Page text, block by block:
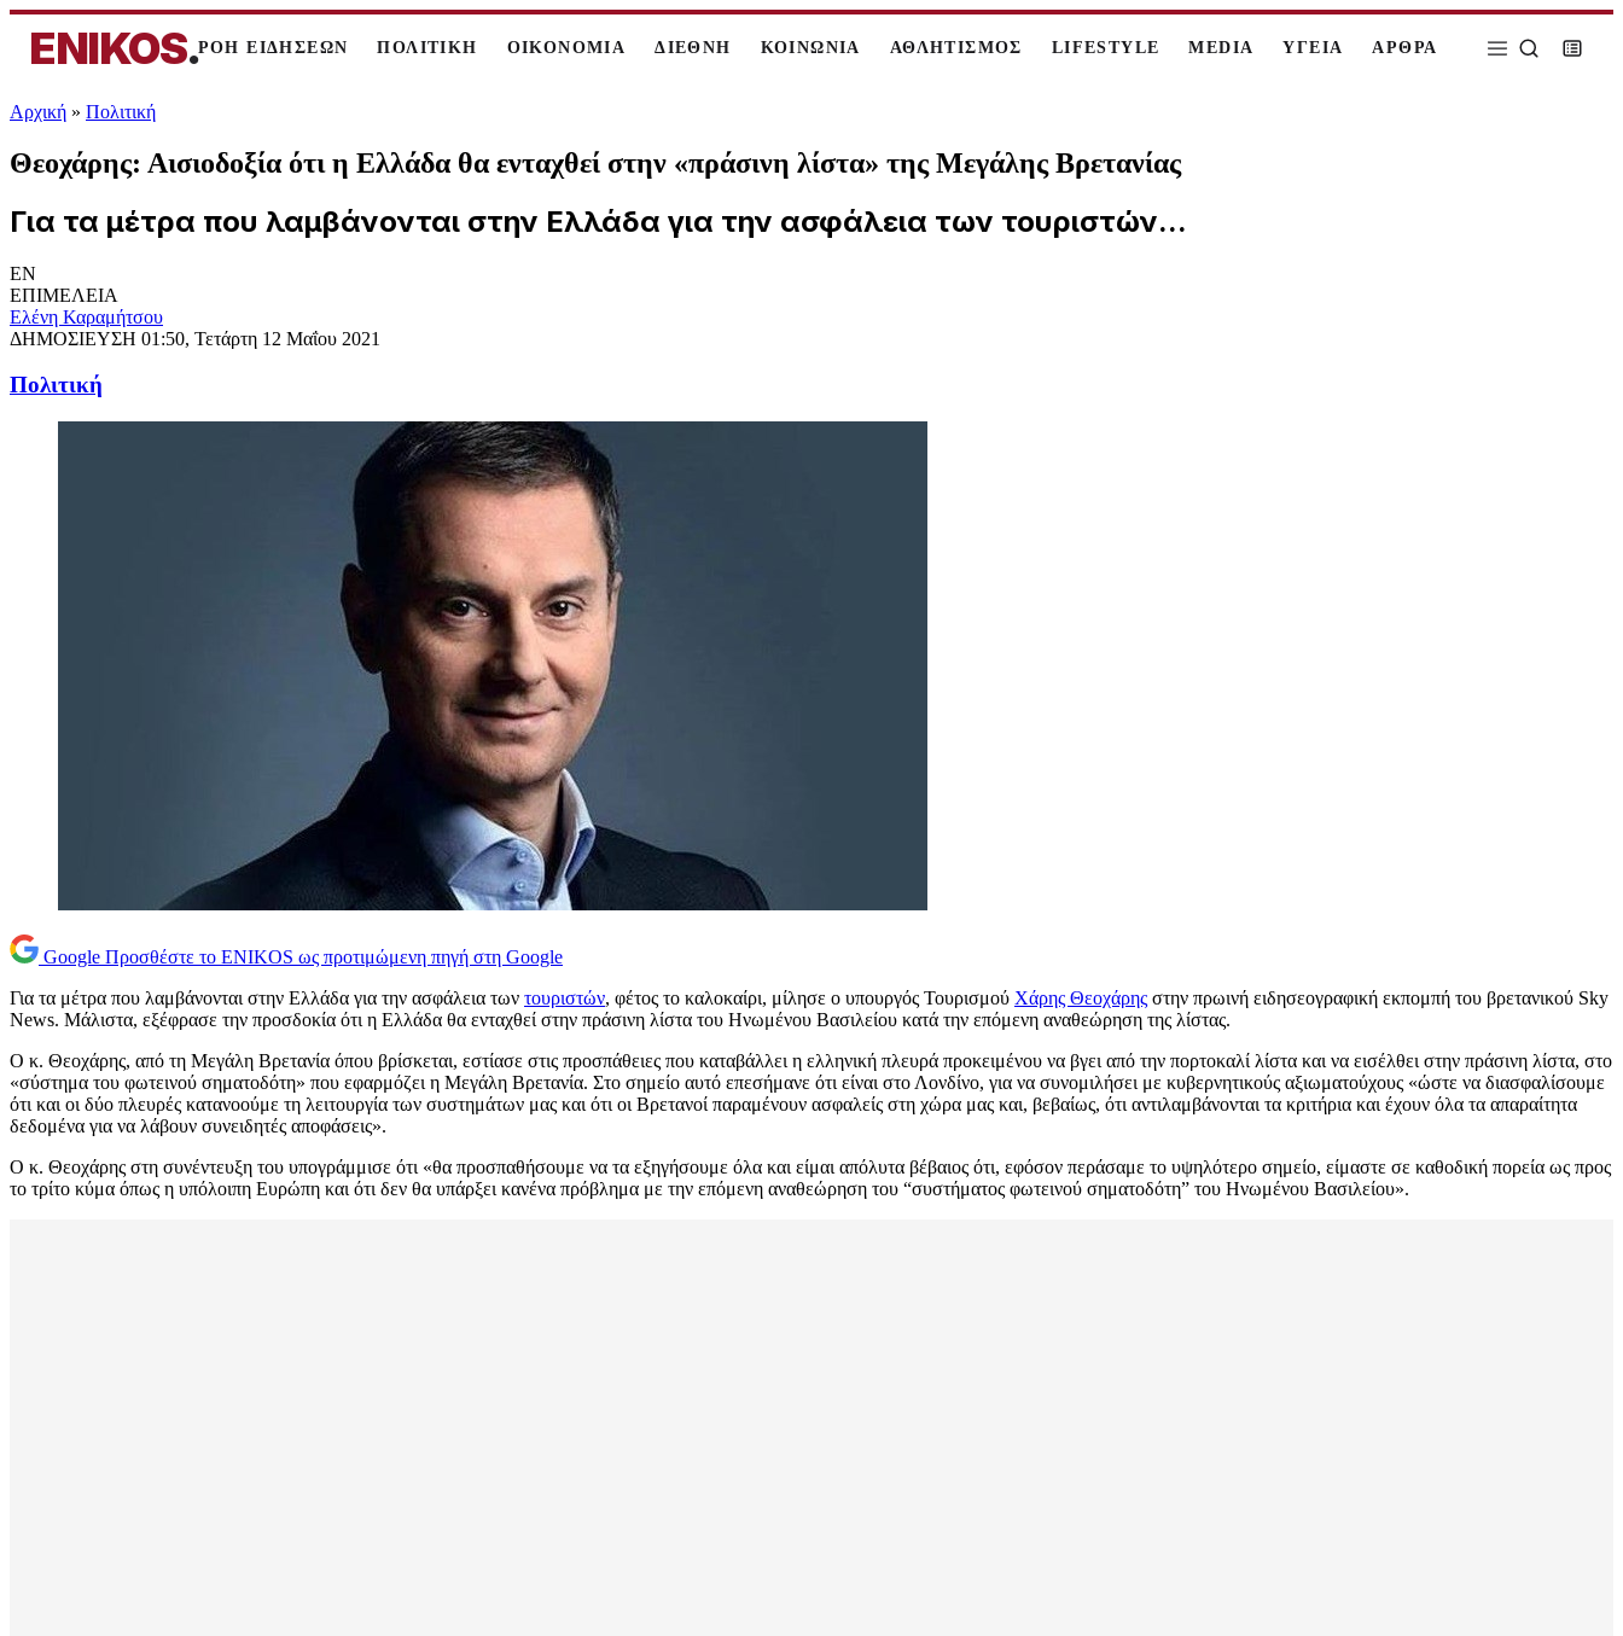
ENIKOS.ΡΟΗ ΕΙΔΗΣΕΩΝ ΠΟΛΙΤΙΚΗ ΟΙΚΟΝΟΜΙΑ ΔΙΕΘΝΗ ΚΟΙΝΩΝΙΑ ΑΘΛΗΤΙΣΜΟΣ LIFESTYLE MEDIA ΥΓΕΙΑ ΑΡΘΡΑ
Αρχική » Πολιτική
Θεοχάρης: Αισιοδοξία ότι η Ελλάδα θα ενταχθεί στην «πράσινη λίστα» της Μεγάλης Βρετανίας
Για τα μέτρα που λαμβάνονται στην Ελλάδα για την ασφάλεια των τουριστών...
EN
ΕΠΙΜΕΛΕΙΑ
Ελένη Καραμήτσου
ΔΗΜΟΣΙΕΥΣΗ 01:50, Τετάρτη 12 Μαΐου 2021
Πολιτική
Google Προσθέστε το ENIKOS ως προτιμώμενη πηγή στη Google
Για τα μέτρα που λαμβάνονται στην Ελλάδα για την ασφάλεια των τουριστών, φέτος το καλοκαίρι, μίλησε ο υπουργός Τουρισμού Χάρης Θεοχάρης στην πρωινή ειδησεογραφική εκπομπή του βρετανικού Sky
News. Μάλιστα, εξέφρασε την προσδοκία ότι η Ελλάδα θα ενταχθεί στην πράσινη λίστα του Ηνωμένου Βασιλείου κατά την επόμενη αναθεώρηση της λίστας.
Ο κ. Θεοχάρης, από τη Μεγάλη Βρετανία όπου βρίσκεται, εστίασε στις προσπάθειες που καταβάλλει η ελληνική πλευρά προκειμένου να βγει από την πορτοκαλί λίστα και να εισέλθει στην πράσινη λίστα, στο
«σύστημα του φωτεινού σηματοδότη» που εφαρμόζει η Μεγάλη Βρετανία. Στο σημείο αυτό επεσήμανε ότι είναι στο Λονδίνο, για να συνομιλήσει με κυβερνητικούς αξιωματούχους «ώστε να διασφαλίσουμε
ότι και οι δύο πλευρές κατανοούμε τη λειτουργία των συστημάτων μας και ότι οι Βρετανοί παραμένουν ασφαλείς στη χώρα μας και, βεβαίως, ότι αντιλαμβάνονται τα κριτήρια και έχουν όλα τα απαραίτητα
δεδομένα για να λάβουν συνειδητές αποφάσεις».
Ο κ. Θεοχάρης στη συνέντευξη του υπογράμμισε ότι «θα προσπαθήσουμε να τα εξηγήσουμε όλα και είμαι απόλυτα βέβαιος ότι, εφόσον περάσαμε το υψηλότερο σημείο, είμαστε σε καθοδική πορεία ως προς
το τρίτο κύμα όπως η υπόλοιπη Ευρώπη και ότι δεν θα υπάρξει κανένα πρόβλημα με την επόμενη αναθεώρηση του “συστήματος φωτεινού σηματοδότη” του Ηνωμένου Βασιλείου».